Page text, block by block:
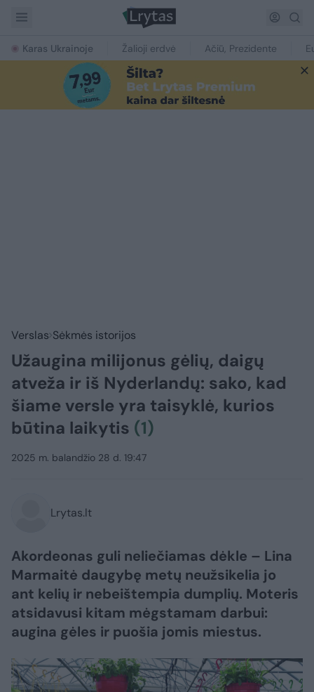
Karas Ukrainoje Žalioji erdvė Ačiū, Prezidente
Verslas Sėkmės istorijos
Užaugina milijonus gėlių, daigų
atveža ir iš Nyderlandų: sako, kad
šiame versle yra taisyklė, kurios
būtina laikytis (1)
2025 m. balandžio 28 d. 19:47
Lrytas.lt
Akordeonas guli neliečiamas dėkle – Lina
Marmaitė daugybę metų neužsikelia jo
ant kelių ir nebeištempia dumplių. Moteris
atsidavusi kitam mėgstamam darbui:
augina gėles ir puošia jomis miestus.